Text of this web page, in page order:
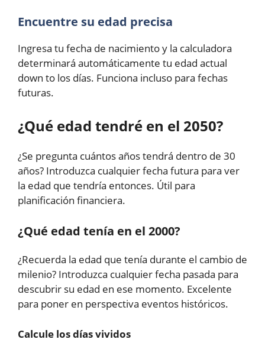
Encuentre su edad precisa
Ingresa tu fecha de nacimiento y la calculadora
determinará automáticamente tu edad actual
down to los días. Funciona incluso para fechas
futuras.
¿Qué edad tendré en el 2050?
¿Se pregunta cuántos años tendrá dentro de 30
años? Introduzca cualquier fecha futura para ver
la edad que tendría entonces. Útil para
planificación financiera.
¿Qué edad tenía en el 2000?
¿Recuerda la edad que tenía durante el cambio de
milenio? Introduzca cualquier fecha pasada para
descubrir su edad en ese momento. Excelente
para poner en perspectiva eventos históricos.
Calcule los días vividos